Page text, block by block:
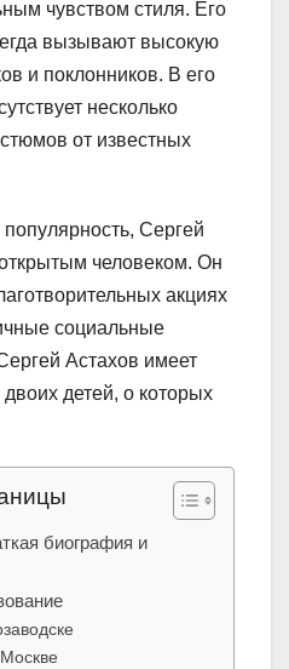
чувством стиля. Его
вызывают высокую
и поклонников. В его
несколько
от известных
Сергей
человеком. Он
акциях
социальные
Астахов имеет
детей, о которых
биография и